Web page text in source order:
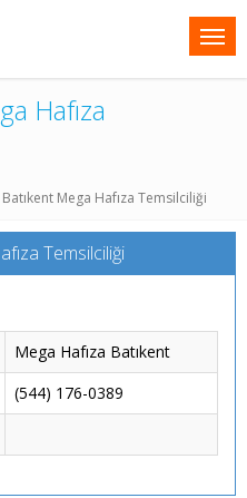
Hafıza
Mega Hafıza Temsilciliği
Temsilciliği
Mega Hafıza Batıkent
(544) 176-0389